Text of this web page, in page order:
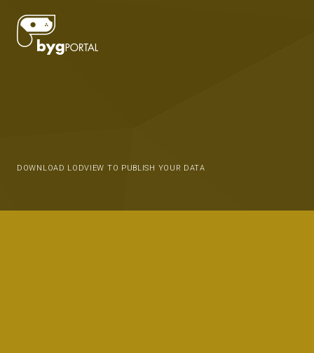
DOWNLOAD LODVIEW TO PUBLISH YOUR DATA